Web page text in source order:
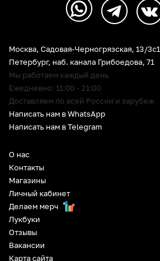
О нас
Контакты
Магазины
Личный кабинет
Делаем мерч
Лукбуки
Отзывы
Вакансии
Карта сайта
Москва, Садовая-Черногрязская, 13/3c1
Петербург, наб. канала Грибоедова, 71
Мы работаем каждый день
Ежедневно: 11:00 - 21:00
Доставляем по всей России и зарубеж
Написать нам в WhatsApp
Написать нам в Telegram